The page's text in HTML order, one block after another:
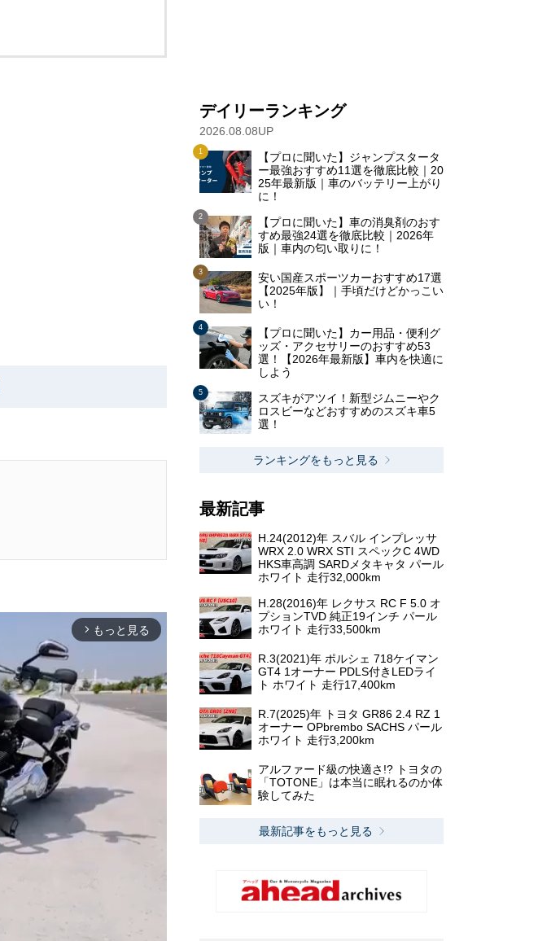
arrow_forward_ios もっと見る
デイリーランキング
2026.08.08UP
【プロに聞いた】ジャンプスタータ
ー最強おすすめ11選を徹底比較｜20
25年最新版｜車のバッテリー上がり
に！
【プロに聞いた】車の消臭剤のおす
すめ最強24選を徹底比較｜2026年
版｜車内の匂い取りに！
安い国産スポーツカーおすすめ17選
【2025年版】｜手頃だけどかっこい
い！
【プロに聞いた】カー用品・便利グ
ッズ・アクセサリーのおすすめ53
選！【2026年最新版】車内を快適に
しよう
スズキがアツイ！新型ジムニーやク
ロスビーなどおすすめのスズキ車5
選！
ランキングをもっと見る
最新記事
H.24(2012)年 スバル インプレッサ
WRX 2.0 WRX STI スペックC 4WD
HKS車高調 SARDメタキャタ パール
ホワイト 走行32,000km
H.28(2016)年 レクサス RC F 5.0 オ
プションTVD 純正19インチ パール
ホワイト 走行33,500km
R.3(2021)年 ポルシェ 718ケイマン
GT4 1オーナー PDLS付きLEDライ
ト ホワイト 走行17,400km
R.7(2025)年 トヨタ GR86 2.4 RZ 1
オーナー OPbrembo SACHS パール
ホワイト 走行3,200km
アルファード級の快適さ!? トヨタの
「TOTONE」は本当に眠れるのか体
験してみた
最新記事をもっと見る